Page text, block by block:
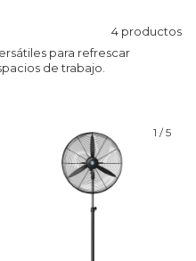
4 productos
para refrescar
de trabajo.
1 /5